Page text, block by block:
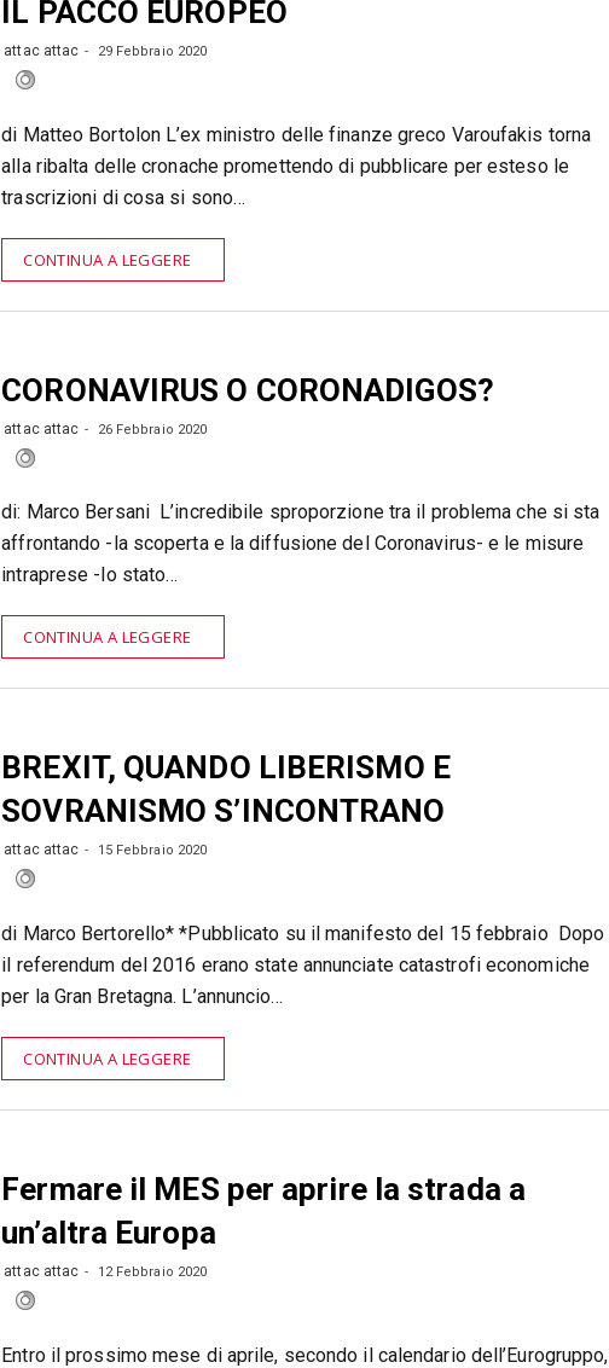
IL PACCO EUROPEO
attac attac 29 Febbraio 2020
di Matteo Bortolon L’ex ministro delle finanze greco Varoufakis torna
alla ribalta delle cronache promettendo di pubblicare per esteso le
trascrizioni di cosa si sono…
CONTINUA A LEGGERE
CORONAVIRUS O CORONADIGOS?
attac attac 26 Febbraio 2020
di: Marco Bersani L’incredibile sproporzione tra il problema che si sta
affrontando -la scoperta e la diffusione del Coronavirus- e le misure
intraprese -lo stato…
CONTINUA A LEGGERE
BREXIT, QUANDO LIBERISMO E
SOVRANISMO S’INCONTRANO
attac attac 15 Febbraio 2020
di Marco Bertorello* *Pubblicato su il manifesto del 15 febbraio Dopo
il referendum del 2016 erano state annunciate catastrofi economiche
per la Gran Bretagna. L’annuncio…
CONTINUA A LEGGERE
Fermare il MES per aprire la strada a
un’altra Europa
attac attac 12 Febbraio 2020
Entro il prossimo mese di aprile, secondo il calendario dell’Eurogruppo,